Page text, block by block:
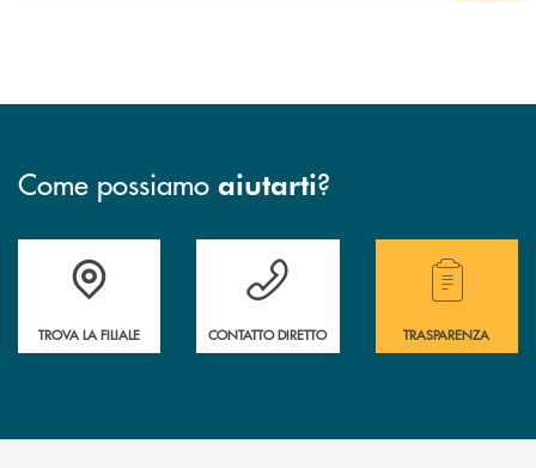
Come possiamo aiutarti?
Accedi all' elenco completo delle filiali .
TROVA LA FILIALE
Hai bisogno di assistenza immediata?
CONTATTO DIRETTO
Hai bisogno di
TRASPARENZA